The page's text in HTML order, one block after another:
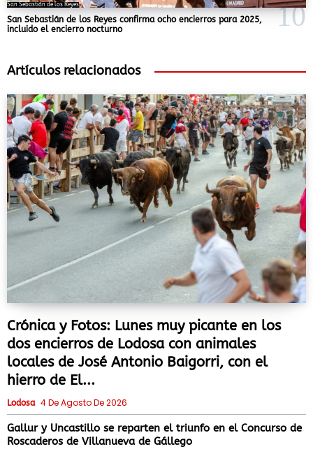
San Sebastián de los Reyes
San Sebastián de los Reyes confirma ocho encierros para 2025,
incluido el encierro nocturno
Artículos relacionados
Crónica y Fotos: Lunes muy picante en los
dos encierros de Lodosa con animales
locales de José Antonio Baigorri, con el
hierro de El...
Lodosa 4 De Agosto De 2026
Gallur y Uncastillo se reparten el triunfo en el Concurso de
Roscaderos de Villanueva de Gállego